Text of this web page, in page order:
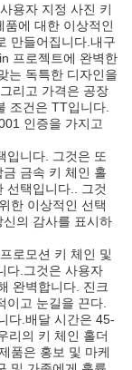
용자 지정 사진 키
에 대한 이상적인
만들어집니다.내구
프로젝트에 완벽한
는 독특한 디자인을
리고 가격은 공장
조건은 TT입니다.
인증을 가지고
입니다. 그것은 또
금속 키 체인 홀
선택입니다.. 그것
한 이상적인 선택
의 감사를 표시하
로모션 키 체인 및
다.그것은 사용자
완벽합니다. 진크
이고 눈길을 끈다.
다.배달 시간은 45-
리의 키 체인 홀더
품은 홍보 및 마케